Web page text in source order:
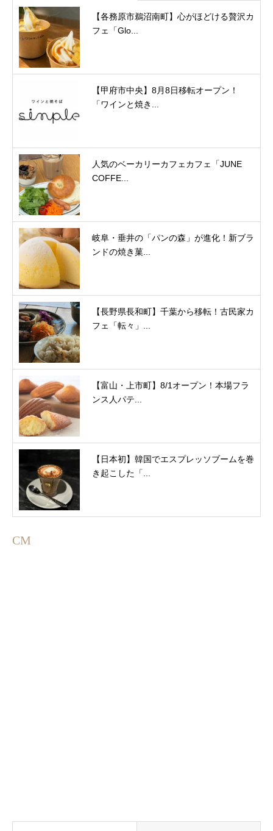
【各務原市鵜沼南町】心がほどける贅沢カ
フェ「Glo...
【甲府市中央】8月8日移転オープン！
「ワインと焼き...
人気のベーカリーカフェカフェ「JUNE
COFFE...
岐阜・垂井の「パンの森」が進化！新ブラ
ンドの焼き菓...
【長野県長和町】千葉から移転！古民家カ
フェ「転々」...
【富山・上市町】8/1オープン！本場フラ
ンス人パテ...
【日本初】韓国でエスプレッソブームを巻
き起こした「...
CM